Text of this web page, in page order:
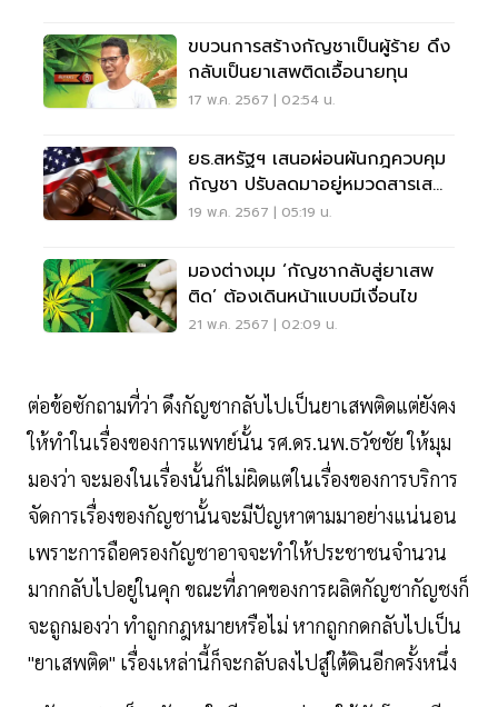
ขบวนการสร้างกัญชาเป็นผู้ร้าย ดึง
กลับเป็นยาเสพติดเอื้อนายทุน
17 พ.ค. 2567 | 02:54 น.
ยธ.สหรัฐฯ เสนอผ่อนผันกฎควบคุม
กัญชา ปรับลดมาอยู่หมวดสารเสพ
ติดประเภท3
19 พ.ค. 2567 | 05:19 น.
มองต่างมุม ‘กัญชากลับสู่ยาเสพ
ติด’ ต้องเดินหน้าแบบมีเงื่อนไข
21 พ.ค. 2567 | 02:09 น.
ต่อข้อซักถามที่ว่า ดึงกัญชากลับไปเป็นยาเสพติดแต่ยังคง
ให้ทำในเรื่องของการแพทย์นั้น รศ.ดร.นพ.ธวัชชัย ให้มุม
มองว่า จะมองในเรื่องนั้นก็ไม่ผิดแต่ในเรื่องของการบริการ
จัดการเรื่องของกัญชานั้นจะมีปัญหาตามมาอย่างแน่นอน
เพราะการถือครองกัญชาอาจจะทำให้ประชาชนจำนวน
มากกลับไปอยู่ในคุก ขณะที่ภาคของการผลิตกัญชากัญชงก็
จะถูกมองว่า ทำถูกกฎหมายหรือไม่ หากถูกกดกลับไปเป็น
"ยาเสพติด" เรื่องเหล่านี้ก็จะกลับลงไปสู่ใต้ดินอีกครั้งหนึ่ง